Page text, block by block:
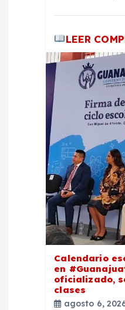
LEER
Calendario
en
oficializado,
clases
agosto 6,